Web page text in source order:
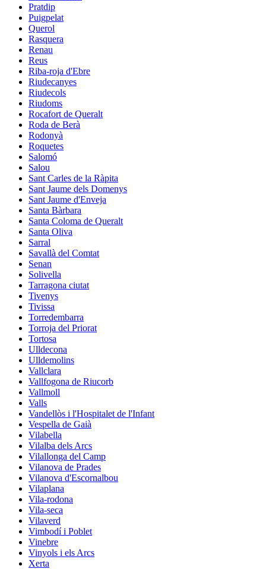
Pratdip
Puigpelat
Querol
Rasquera
Renau
Reus
Riba-roja d'Ebre
Riudecanyes
Riudecols
Riudoms
Rocafort de Queralt
Roda de Berà
Rodonyà
Roquetes
Salomó
Salou
Sant Carles de la Ràpita
Sant Jaume dels Domenys
Sant Jaume d'Enveja
Santa Bàrbara
Santa Coloma de Queralt
Santa Oliva
Sarral
Savallà del Comtat
Senan
Solivella
Tarragona ciutat
Tivenys
Tivissa
Torredembarra
Torroja del Priorat
Tortosa
Ulldecona
Ulldemolins
Vallclara
Vallfogona de Riucorb
Vallmoll
Valls
Vandellòs i l'Hospitalet de l'Infant
Vespella de Gaià
Vilabella
Vilalba dels Arcs
Vilallonga del Camp
Vilanova de Prades
Vilanova d'Escornalbou
Vilaplana
Vila-rodona
Vila-seca
Vilaverd
Vimbodí i Poblet
Vinebre
Vinyols i els Arcs
Xerta